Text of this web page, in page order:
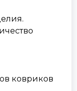
ковриков